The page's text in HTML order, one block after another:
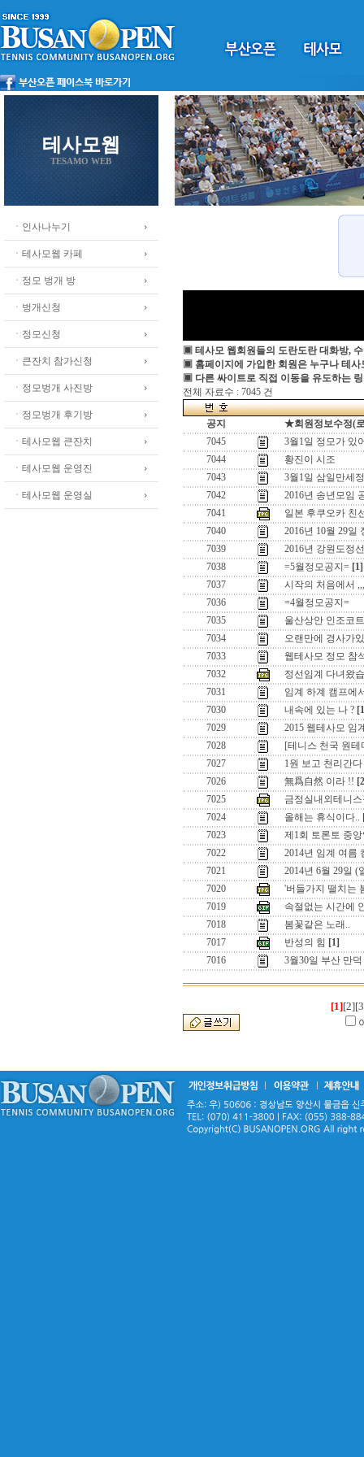
테사모웹
TESAMO WEB
ㆍ인사나누기
ㆍ테사모웹 카페
ㆍ정모 벙개 방
ㆍ벙개신청
ㆍ정모신청
ㆍ큰잔치 참가신청
ㆍ정모벙개 사진방
ㆍ정모벙개 후기방
ㆍ테사모웹 큰잔치
ㆍ테사모웹 운영진
ㆍ테사모웹 운영실
▣ 테사모 웹회원들의 도란도란 대화방,
▣ 홈페이지에 가입한 회원은 누구나 테사
▣ 다른 싸이트로 직접 이동을 유도하는
전체 자료수 : 7045 건
공지
★회원정보수정(
7045
3월1일 정모가 있
7044
황진이 시조
7043
3월1일 삼일만세
7042
2016년 송년모임
7041
일본 후쿠오카 친
7040
2016년 10월 29일
7039
2016년 강원도정
7038
=5월정모공지= [1]
7037
시작의 처음에서 ,,,
7036
=4월정모공지=
7035
울산상안 인조코
7034
오랜만에 경사가
7033
웹테사모 정모 참
7032
정선임계 다녀왔
7031
임계 하계 캠프에
7030
내속에 있는 나 ?
7029
2015 웹테사모 임
7028
[테니스 천국 원
7027
1원 보고 천리간
7026
無爲自然 이라 !!
7025
금정실내외테니
7024
올해는 휴식이다..
7023
제1회 토론토 중
7022
2014년 임계 여름
7021
2014년 6월 29일
7020
'버들가지 떨치는
7019
속절없는 시간에
7018
봄꽃같은 노래..
7017
반성의 힘 [1]
7016
3월30일 부산 만
[1][2]